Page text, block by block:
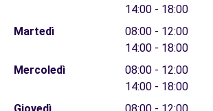
14:00 - 18:00
Martedì
08:00 - 12:00
14:00 - 18:00
Mercoledì
08:00 - 12:00
14:00 - 18:00